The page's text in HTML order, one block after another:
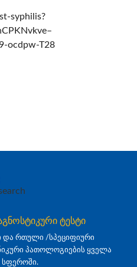
syphilis?
ocdpw-T28
ტესტი
და რთული /სპეციფიური
პათოლოგიების ყველა